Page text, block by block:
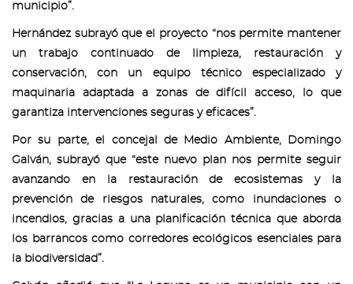
municipio”.
Hernández subrayó que el proyecto “nos permite mantener
un trabajo continuado de limpieza, restauración y
conservación, con un equipo técnico especializado y
maquinaria adaptada a zonas de difícil acceso, lo que
garantiza intervenciones seguras y eficaces”.
Por su parte, el concejal de Medio Ambiente, Domingo
Galván, subrayó que “este nuevo plan nos permite seguir
avanzando en la restauración de ecosistemas y la
prevención de riesgos naturales, como inundaciones o
incendios, gracias a una planificación técnica que aborda
los barrancos como corredores ecológicos esenciales para
la biodiversidad”.